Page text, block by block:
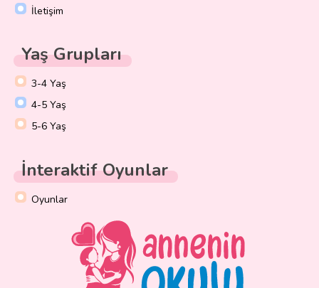
İletişim
Yaş Grupları
3-4 Yaş
4-5 Yaş
5-6 Yaş
İnteraktif Oyunlar
Oyunlar